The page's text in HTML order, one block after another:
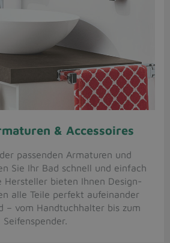
& Accessoires
passenden Armaturen und
Sie Ihr Bad schnell und einfach
Hersteller bieten Ihnen Design-
alle Teile perfekt aufeinander
– vom Handtuchhalter bis zum
Seifenspender.